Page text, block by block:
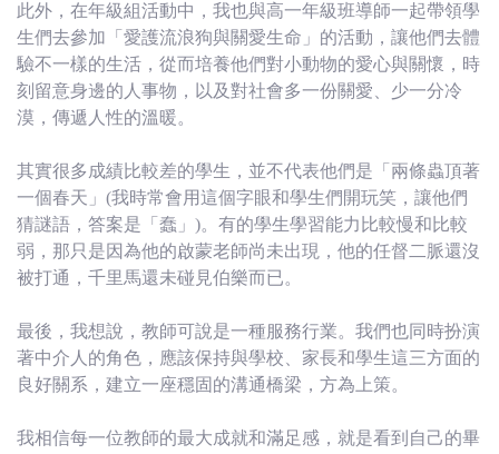
此外，在年級組活動中，我也與高一年級班導師一起帶領學
生們去參加「愛護流浪狗與關愛生命」的活動，讓他們去體
驗不一樣的生活，從而培養他們對小動物的愛心與關懷，時
刻留意身邊的人事物，以及對社會多一份關愛、少一分冷
漠，傳遞人性的溫暖。
其實很多成績比較差的學生，並不代表他們是「兩條蟲頂著
一個春天」(我時常會用這個字眼和學生們開玩笑，讓他們
猜謎語，答案是「蠢」)。有的學生學習能力比較慢和比較
弱，那只是因為他的啟蒙老師尚未出現，他的任督二脈還沒
被打通，千里馬還未碰見伯樂而已。
最後，我想說，教師可說是一種服務行業。我們也同時扮演
著中介人的角色，應該保持與學校、家長和學生這三方面的
良好關系，建立一座穩固的溝通橋梁，方為上策。
我相信每一位教師的最大成就和滿足感，就是看到自己的畢